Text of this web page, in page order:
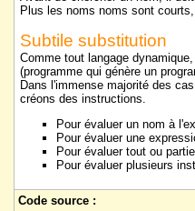
Plus les noms noms sont
Subtile substitution
Comme tout langage
(programme qui génère un
Dans l'immense majorité des
créons des instructions.
Pour évaluer un nom à
Pour évaluer une
Pour évaluer tout ou
Pour évaluer plusieurs
Code source :